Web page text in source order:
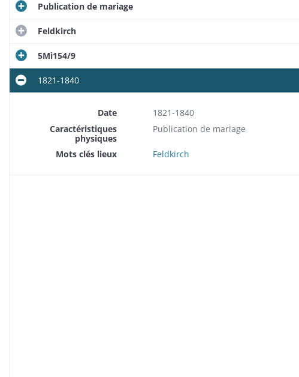
Publication de mariage
Feldkirch
5Mi154/9
1821-1840
Date
1821-1840
Caractéristiques
physiques
Publication de mariage
Mots clés lieux Feldkirch